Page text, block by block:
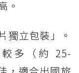
。
獨立包裝」。
多（約 25-